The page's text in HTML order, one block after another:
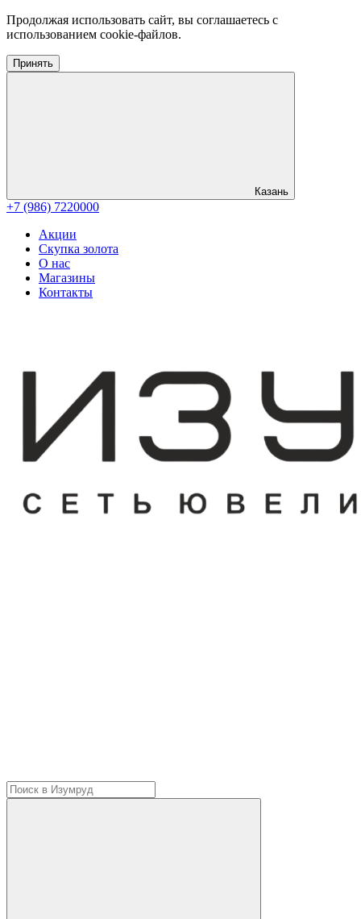
Продолжая использовать сайт, вы соглашаетесь с
использованием cookie-файлов.
Принять
Казань
+7 (986) 7220000
Акции
Скупка золота
О нас
Магазины
Контакты